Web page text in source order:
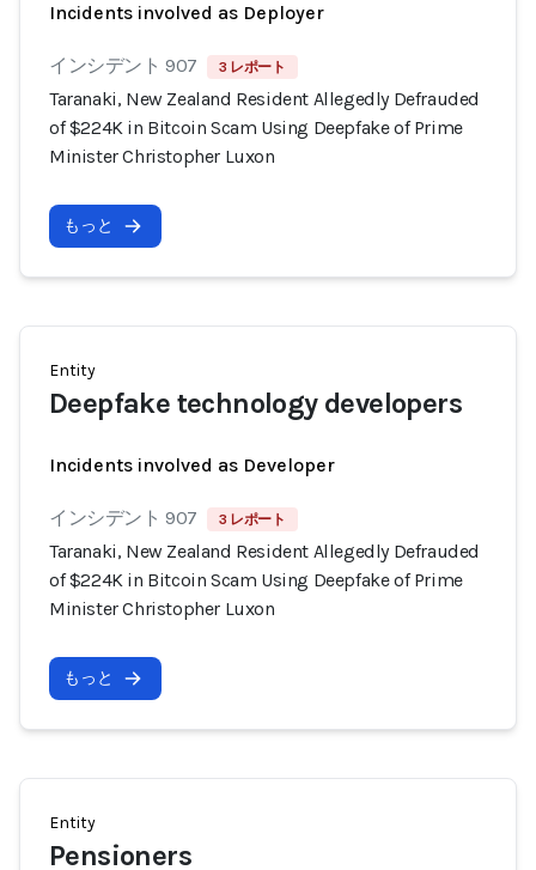
Incidents involved as Deployer
インシデント 907 3 レポート
Taranaki, New Zealand Resident Allegedly Defrauded
of $224K in Bitcoin Scam Using Deepfake of Prime
Minister Christopher Luxon
もっと
Entity
Deepfake technology developers
Incidents involved as Developer
インシデント 907 3 レポート
Taranaki, New Zealand Resident Allegedly Defrauded
of $224K in Bitcoin Scam Using Deepfake of Prime
Minister Christopher Luxon
もっと
Entity
Pensioners